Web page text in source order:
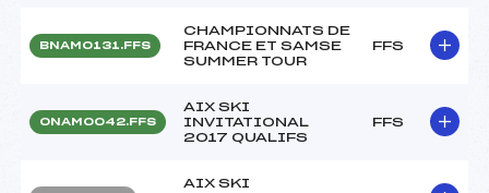
BNAM0131.FFS
CHAMPIONNATS DE
FRANCE ET SAMSE
SUMMER TOUR
FFS
ONAM0042.FFS
AIX SKI
INVITATIONAL
2017 QUALIFS
FFS
AIX SKI